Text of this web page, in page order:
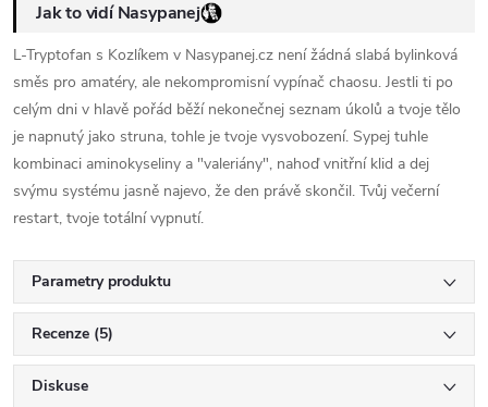
Jak to vidí Nasypanej
L-Tryptofan s Kozlíkem v Nasypanej.cz není žádná slabá bylinková
směs pro amatéry, ale nekompromisní vypínač chaosu. Jestli ti po
celým dni v hlavě pořád běží nekonečnej seznam úkolů a tvoje tělo
je napnutý jako struna, tohle je tvoje vysvobození. Sypej tuhle
kombinaci aminokyseliny a "valeriány", nahoď vnitřní klid a dej
svýmu systému jasně najevo, že den právě skončil. Tvůj večerní
restart, tvoje totální vypnutí.
Parametry produktu
Recenze (5)
Diskuse